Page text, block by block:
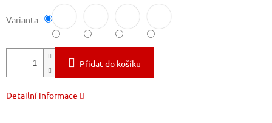
Varianta
Přidat do košíku
Detailní informace